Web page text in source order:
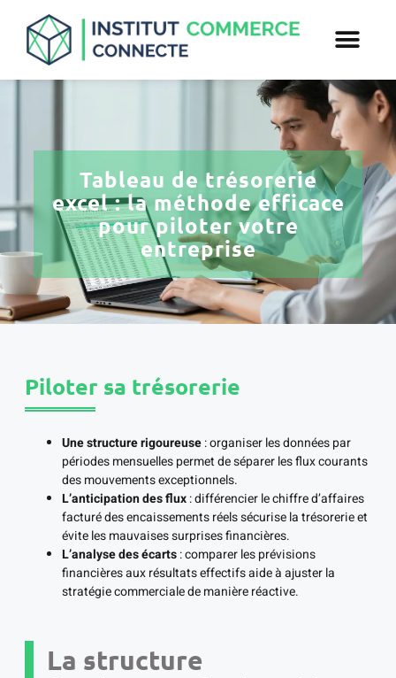
Tableau de trésorerie
excel : la méthode efficace
pour piloter votre
entreprise
Piloter sa trésorerie
Une structure rigoureuse: organiser les données par
périodes mensuelles permet de séparer les flux courants
des mouvements exceptionnels.
L’anticipation des flux: différencier le chiffre d’affaires
facturé des encaissements réels sécurise la trésorerie et
évite les mauvaises surprises financières.
L’analyse des écarts: comparer les prévisions
financières aux résultats effectifs aide à ajuster la
stratégie commerciale de manière réactive.
La structure